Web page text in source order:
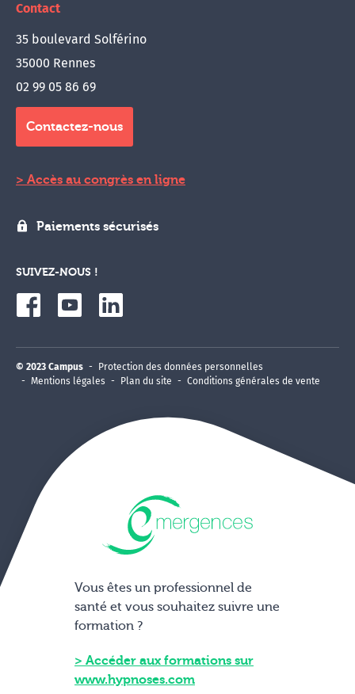
Contact
35 boulevard Solférino
35000 Rennes
02 99 05 86 69
Contactez-nous
Accès au congrès en ligne
Paiements sécurisés
SUIVEZ-NOUS !
© 2023 Campus
Protection des données personnelles
Mentions légales
Plan du site Conditions générales de vente
Vous êtes un professionnel de
santé et vous souhaitez suivre une
formation ?
Accéder aux formations sur
www.hypnoses.com